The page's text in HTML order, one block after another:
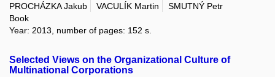
PROCHÁZKA Jakub VACULÍK Martin
SMUTNÝ Petr
Book
Year: 2013, number of pages: 152 s.
Selected Views on the Organizational Culture of
Multinational Corporations